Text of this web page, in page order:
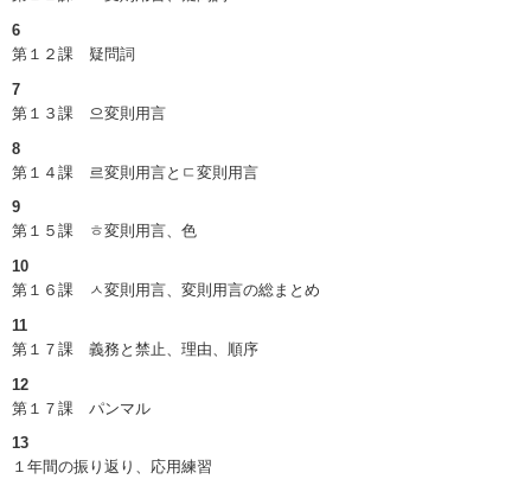
6
第１２課 疑問詞
7
第１３課
으変則用言
8
第１４課
르変則用言と ㄷ 変則用言
9
第１５課
ㅎ変則用言、色
10
第１６課
ㅅ変則用言、変則用言の総まとめ
11
第１７課 義務と禁止、理由、順序
12
第１７課 パンマル
13
１年間の振り返り、応用練習